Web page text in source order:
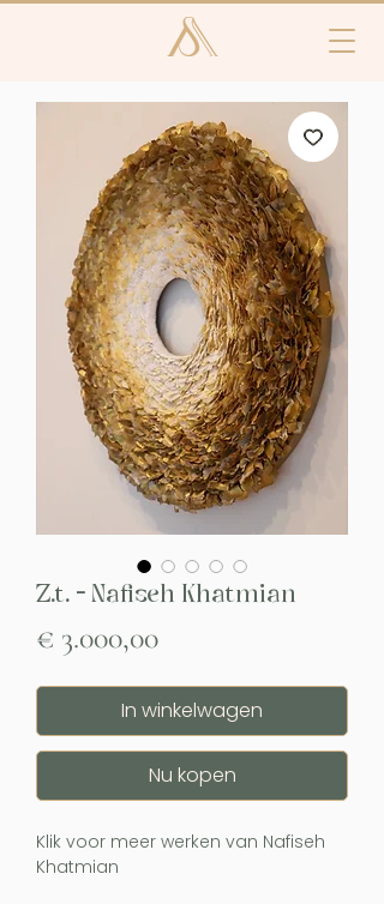
Z.t. - Nafiseh Khatmian
€ 3.000,00Prijs
In winkelwagen
Nu kopen
Klik voor meer werken van Nafiseh
Khatmian